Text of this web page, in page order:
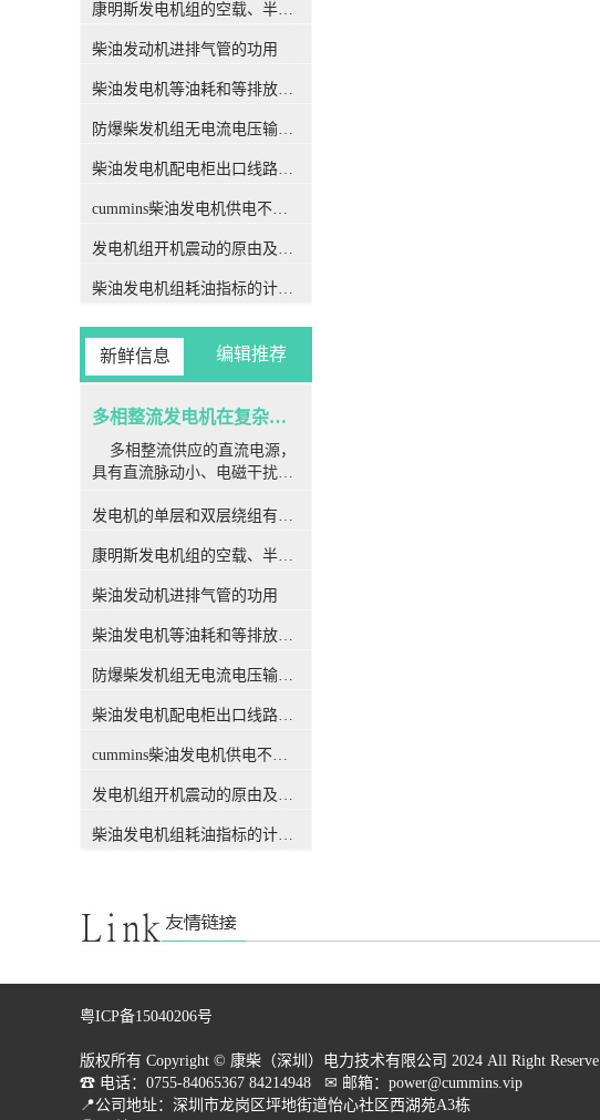
种移动体（如飞机、舰船）电
源的核心部分，多相发电机带
整流装置的安全运转至关重
要。因为主用于移动体中，发
比较复杂，在这些复杂要素的
坏，不仅可能损坏电机，甚至
的安全，造成严重故障。 目
前对多相同步发电机整流系统
的故障讨论具体集中在电励磁
电机。对于永磁同步发电机，
电励磁电机大概，但各种材
料、形状和安装位置的永磁体
发生的磁场却比电励磁电机复
会使磁场发生畸变，进一步增
外，一旦检查到短路故障，电
励磁电机在停机使用中可选择
对电机的危害；而永磁电机由
于无法直接调节永磁体发生的
磁场，只能逐渐降低速度直至
损坏电机停机。在停机步骤中
电流，可能烧毁电机康明斯柴
障检测的快速性要点更高。因
故障包括匝间短路故障和相间
短路损坏。目前对三相永磁电
较深入，但这些探讨仅关于传
间短路故障，缺乏对内部相间
强，所以本文将主要关于多相
整流永磁同步发电机装置定子
供依据。扬州市圣丰发电装备
品，完善的售后服务；全国统
一服务热线：康明斯室外柴油
发电机，欢迎您的致电和来厂
康明斯发电机组的空载、半载及满载噪声试验技术条件
柴油发动机进排气管的功用
柴油发电机等油耗和等排放的万有特性
防爆柴发机组无电流电压输出的5个排除措施
柴油发电机配电柜出口线路连接程序和规范
cummins柴油发电机供电不足是什么起因？
发电机组开机震动的原由及其处理办法
柴油发电机组耗油指标的计算方法
新鲜信息 编辑推荐
多相整流发电机在复杂因素下常用于航空航天
多相整流供应的直流电源，
具有直流脉动小、电磁干扰
处，已广泛运用于航空航天、
种移动体（如飞机、舰船）电
源的核心部分，多相发电机带
整流装置的安全运转至关重
要。因为主用于移动体中，发
比较复杂，在这些复杂要素的
坏，不仅可能损坏电机，甚至
的安全，造成严重故障。 目
前对多相同步发电机整流系统
的故障讨论具体集中在电励磁
电机。对于永磁同步发电机，
发生的磁场却比电励磁电机复
杂，而且绕组内部短路损坏还
大了计算浅析的难度。 此
外，一旦检查到短路故障，电
励磁电机在停机使用中可选择
灭磁方案，以减轻停机程序中
对电机的危害；而永磁电机由
于无法直接调节永磁体发生的
磁场，只能逐渐降低速度直至
发电机的单层和双层绕组有何区别
康明斯发电机组的空载、半载及满载噪声试验技术条件
柴油发动机进排气管的功用
柴油发电机等油耗和等排放的万有特性
防爆柴发机组无电流电压输出的5个排除措施
柴油发电机配电柜出口线路连接程序和规范
cummins柴油发电机供电不足是什么起因？
发电机组开机震动的原由及其处理办法
柴油发电机组耗油指标的计算方法
粤ICP备15040206号
版权所有 Copyright © 康柴（深圳）电力技术有限公司 2024 All Right Reserve
☎ 电话：0755-84065367 84214948   ✉ 邮箱：power@cummins.vip
📍公司地址：深圳市龙岗区坪地街道怡心社区西湖苑A3栋